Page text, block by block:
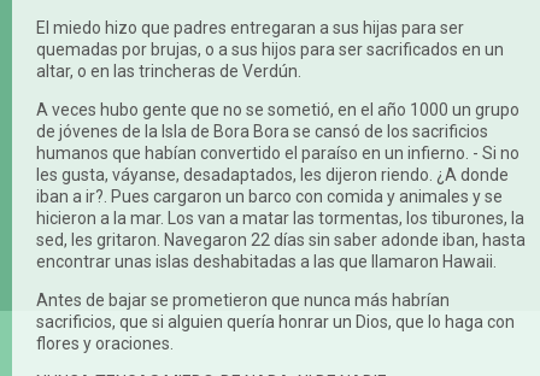
El miedo hizo que padres entregaran a sus hijas para ser
quemadas por brujas, o a sus hijos para ser sacrificados en un
altar, o en las trincheras de Verdún.
A veces hubo gente que no se sometió, en el año 1000 un grupo
de jóvenes de la Isla de Bora Bora se cansó de los sacrificios
humanos que habían convertido el paraíso en un infierno. - Si no
les gusta, váyanse, desadaptados, les dijeron riendo. ¿A donde
iban a ir?. Pues cargaron un barco con comida y animales y se
hicieron a la mar. Los van a matar las tormentas, los tiburones, la
sed, les gritaron. Navegaron 22 días sin saber adonde iban, hasta
encontrar unas islas deshabitadas a las que llamaron Hawaii.
Antes de bajar se prometieron que nunca más habrían
sacrificios, que si alguien quería honrar un Dios, que lo haga con
flores y oraciones.